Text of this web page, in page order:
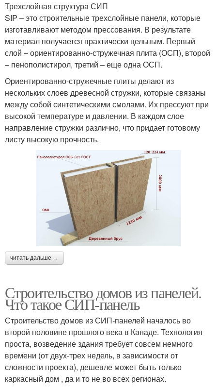
Трехслойная структура СИП
SIP – это строительные трехслойные панели, которые
изготавливают методом прессования. В результате
материал получается практически цельным. Первый
слой – ориентированно-стружечная плита (ОСП), второй
– пенополистирол, третий – еще одна ОСП.
Ориентированно-стружечные плиты делают из
нескольких слоев древесной стружки, которые связаны
между собой синтетическими смолами. Их прессуют при
высокой температуре и давлении. В каждом слое
направление стружки различно, что придает готовому
листу высокую прочность.
читать дальше →
Строительство домов из панелей.
Что такое СИП-панель
Строительство домов из СИП-панелей началось во
второй половине прошлого века в Канаде. Технология
проста, возведение здания требует совсем немного
времени (от двух-трех недель, в зависимости от
сложности проекта), дешевле может быть только
каркасный дом , да и то не во всех регионах.